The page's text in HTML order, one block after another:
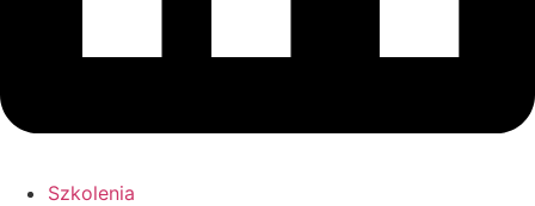
Szkolenia